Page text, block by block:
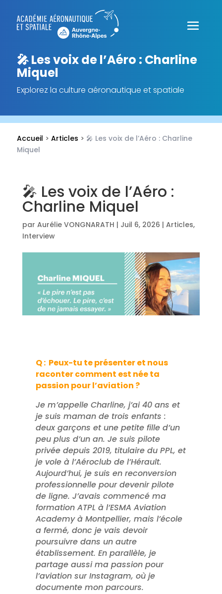
🎤 Les voix de l’Aéro : Charline
Miquel
Explorez la culture aéronautique et spatiale
Accueil > Articles > 🎤 Les voix de l’Aéro : Charline
Miquel
🎤 Les voix de l’Aéro :
Charline Miquel
par Aurélie VONGNARATH | Juil 6, 2026 | Articles,
Interview
Q : Peux-tu te présenter et nous
raconter comment est née ta
passion pour l’aviation ?
Je m’appelle Charline, j’ai 40 ans et
je suis maman de trois enfants :
deux garçons et une petite fille d’un
peu plus d’un an. Je suis pilote
privée depuis 2019, titulaire du PPL, et
je vole à l’Aéroclub de l’Hérault.
Aujourd’hui, je suis en reconversion
professionnelle pour devenir pilote
de ligne. J’avais commencé ma
formation ATPL à l’ESMA Aviation
Academy à Montpellier, mais l’école
a fermé, donc je vais devoir
poursuivre dans un autre
établissement. En parallèle, je
partage aussi ma passion pour
l’aviation sur Instagram, où je
documente mon parcours.